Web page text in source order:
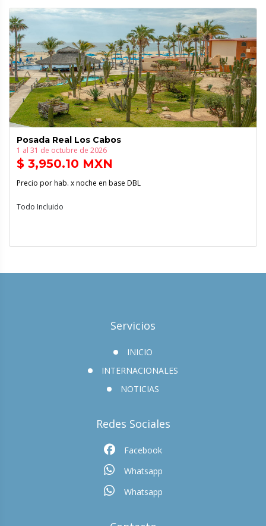
Posada Real Los Cabos
1 al 31 de octubre de 2026
$ 3,950.10 MXN
Precio por hab. x noche en base DBL
Todo Incluido
Servicios
INICIO
INTERNACIONALES
NOTICIAS
Redes Sociales
Facebook
Whatsapp
Whatsapp